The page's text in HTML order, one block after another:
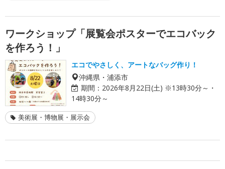
ワークショップ「展覧会ポスターでエコバック
を作ろう！」
エコでやさしく、アートなバッグ作り！
沖縄県・浦添市
期間： 2026年8月22日(土) ※13時30分～・
14時30分～
美術展・博物展・展示会